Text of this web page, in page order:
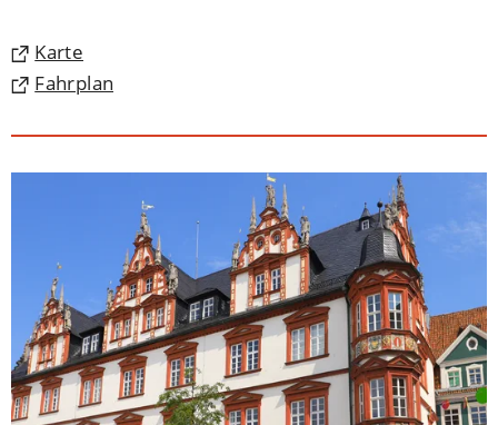
Karte
(Öffnet
in
neuen
Tab)
Fahrplan
(Öffnet
einem
neuen